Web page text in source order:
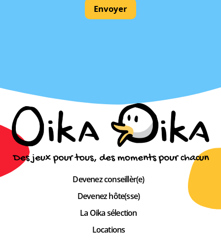
Envoyer
Devenez conseillèr(e)
Devenez hôte(sse)
La Oika sélection
Locations